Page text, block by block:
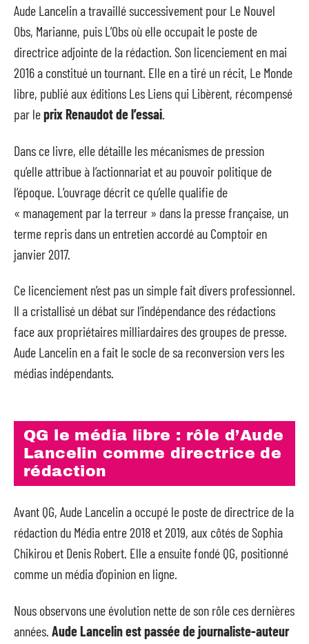
Aude Lancelin a travaillé successivement pour Le Nouvel
Obs, Marianne, puis L’Obs où elle occupait le poste de
directrice adjointe de la rédaction. Son licenciement en mai
2016 a constitué un tournant. Elle en a tiré un récit, Le Monde
libre, publié aux éditions Les Liens qui Libèrent, récompensé
par leprix Renaudot de l’essai.
Dans ce livre, elle détaille les mécanismes de pression
qu’elle attribue à l’actionnariat et au pouvoir politique de
l’époque. L’ouvrage décrit ce qu’elle qualifie de
« management par la terreur » dans la presse française, un
terme repris dans un entretien accordé au Comptoir en
janvier 2017.
Ce licenciement n’est pas un simple fait divers professionnel.
Il a cristallisé un débat sur l’indépendance des rédactions
face aux propriétaires milliardaires des groupes de presse.
Aude Lancelin en a fait le socle de sa reconversion vers les
médias indépendants.
QG le média libre : rôle d’Aude
Lancelin comme directrice de
rédaction
Avant QG, Aude Lancelin a occupé le poste de directrice de la
rédaction du Média entre 2018 et 2019, aux côtés de Sophia
Chikirou et Denis Robert. Elle a ensuite fondé QG, positionné
comme un média d’opinion en ligne.
Nous observons une évolution nette de son rôle ces dernières
années. Aude Lancelin est passée de journaliste-auteur